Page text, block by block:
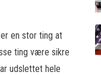
en stor ting at
ting være sikre
udslettet hele